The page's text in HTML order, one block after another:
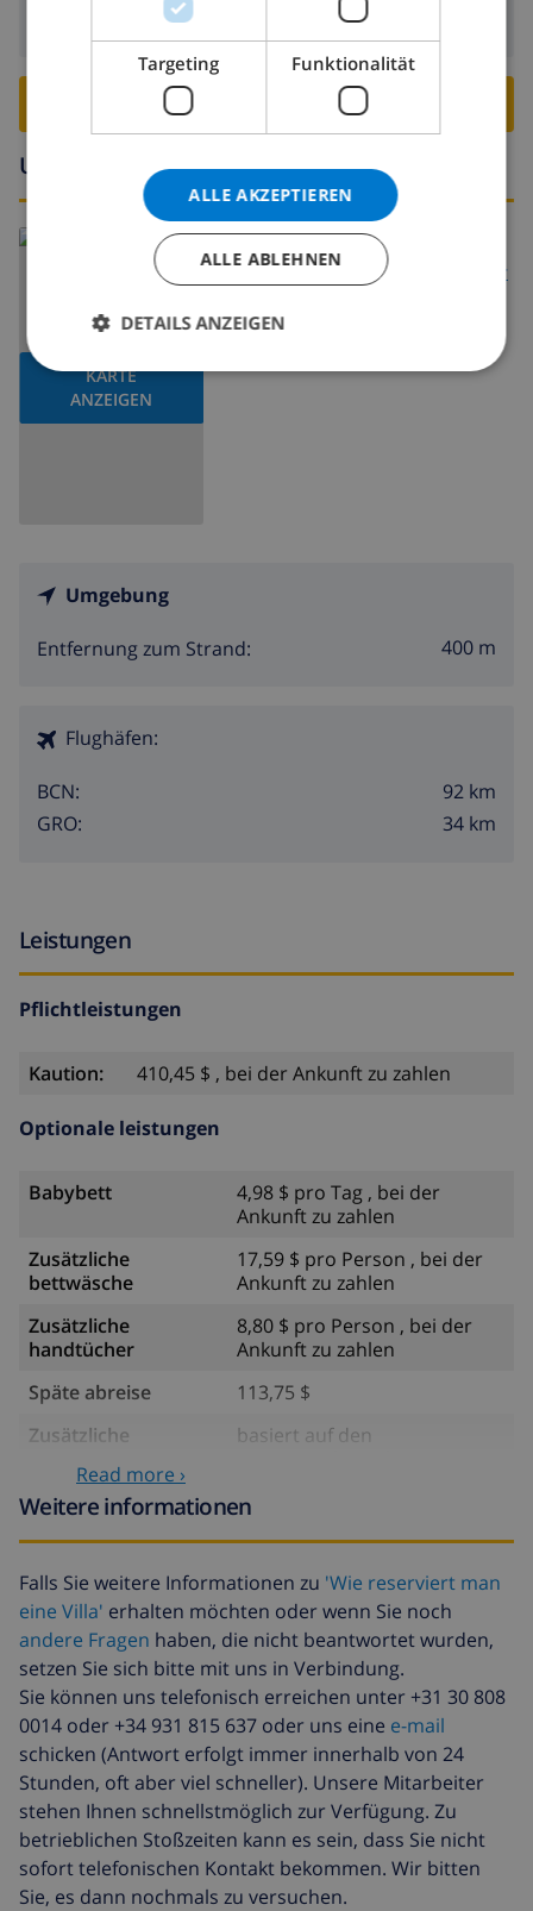
Abreise: Vor: 10:00
VILLA BUCHEN ›
Umgebung
KARTE
ANZEIGEN
Lesen Sie mehr über:
Spanien>Costa Brava> Lloret de Mar
Umgebung
Entfernung zum Strand: 400 m
Flughäfen:
BCN:
92 km
GRO:
34 km
Leistungen
Pflichtleistungen
Kaution: 410,45 $ , bei der Ankunft zu zahlen
Optionale leistungen
Babybett
4,98 $ pro Tag , bei der
Ankunft zu zahlen
Zusätzliche
bettwäsche
17,59 $ pro Person , bei der
Ankunft zu zahlen
Zusätzliche
handtücher
8,80 $ pro Person , bei der
Ankunft zu zahlen
Späte abreise
113,75 $
Zusätzliche
basiert auf den
Read more ›
Weitere informationen
Falls Sie weitere Informationen zu 'Wie reserviert man
eine Villa' erhalten möchten oder wenn Sie noch
andere Fragen haben, die nicht beantwortet wurden,
setzen Sie sich bitte mit uns in Verbindung.
Sie können uns telefonisch erreichen unter +31 30 808
0014 oder +34 931 815 637 oder uns eine e-mail
schicken (Antwort erfolgt immer innerhalb von 24
Stunden, oft aber viel schneller). Unsere Mitarbeiter
stehen Ihnen schnellstmöglich zur Verfügung. Zu
betrieblichen Stoßzeiten kann es sein, dass Sie nicht
sofort telefonischen Kontakt bekommen. Wir bitten
Sie, es dann nochmals zu versuchen.
Targeting Funktionalität
ALLE AKZEPTIEREN
ALLE ABLEHNEN
DETAILS ANZEIGEN